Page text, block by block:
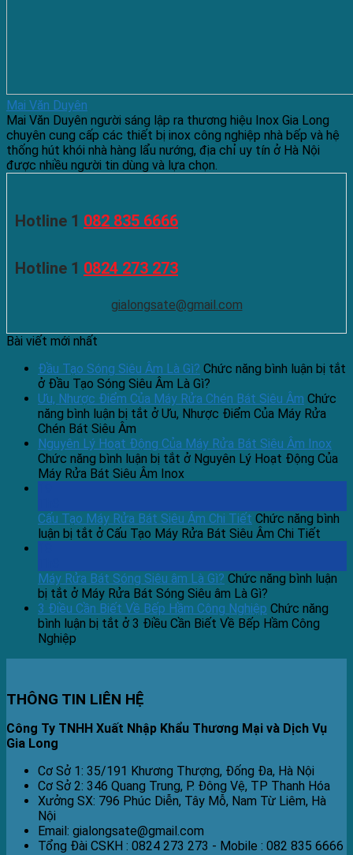
Mai Văn Duyên
Mai Văn Duyên người sáng lập ra thương hiệu Inox Gia Long
chuyên cung cấp các thiết bị inox công nghiệp nhà bếp và hệ
thống hút khói nhà hàng lẩu nướng, địa chỉ uy tín ở Hà Nội
được nhiều người tin dùng và lựa chọn.
Hotline 1 082 835 6666
Hotline 1 0824 273 273
gialongsate@gmail.com
Bài viết mới nhất
Đầu Tạo Sóng Siêu Âm Là Gì? Chức năng bình luận bị tắt
ở Đầu Tạo Sóng Siêu Âm Là Gì?
Ưu, Nhược Điểm Của Máy Rửa Chén Bát Siêu Âm Chức
năng bình luận bị tắt ở Ưu, Nhược Điểm Của Máy Rửa
Chén Bát Siêu Âm
Nguyên Lý Hoạt Động Của Máy Rửa Bát Siêu Âm Inox
Chức năng bình luận bị tắt ở Nguyên Lý Hoạt Động Của
Máy Rửa Bát Siêu Âm Inox
Cấu Tạo Máy Rửa Bát Siêu Âm Chi Tiết Chức năng bình
luận bị tắt ở Cấu Tạo Máy Rửa Bát Siêu Âm Chi Tiết
Máy Rửa Bát Sóng Siêu âm Là Gì? Chức năng bình luận
bị tắt ở Máy Rửa Bát Sóng Siêu âm Là Gì?
3 Điều Cần Biết Về Bếp Hầm Công Nghiệp Chức năng
bình luận bị tắt ở 3 Điều Cần Biết Về Bếp Hầm Công
Nghiệp
THÔNG TIN LIÊN HỆ
Công Ty TNHH Xuất Nhập Khẩu Thương Mại và Dịch Vụ
Gia Long
Cơ Sở 1: 35/191 Khương Thượng, Đống Đa, Hà Nội
Cơ Sở 2: 346 Quang Trung, P. Đông Vệ, TP Thanh Hóa
Xưởng SX: 796 Phúc Diễn, Tây Mỗ, Nam Từ Liêm, Hà
Nội
Email: gialongsate@gmail.com
Tổng Đài CSKH : 0824 273 273 - Mobile : 082 835 6666